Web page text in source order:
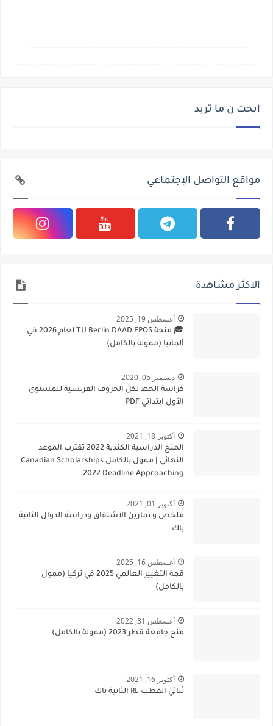
ابحت ن ما تريد
مواقع التواصل الإجتماعي
الاكثر مشاهدة
أغسطس 19, 2025
🎓 منحة TU Berlin DAAD EPOS لعام 2026 في
ألمانيا (ممولة بالكامل)
ديسمبر 05, 2020
كراسة الخط لكل الحروف الفرنسية للمستوى
الأول ابتدائي PDF
أكتوبر 18, 2021
المنح الدراسية الكندية 2022 تقترب الموعد
النهائي | ممول بالكامل Canadian Scholarships
2022 Deadline Approaching
أكتوبر 01, 2021
ملخص و تمارين الاشتقاق ودراسة الدوال الثانية
باك
أغسطس 16, 2025
قمة التغيير العالمي 2025 في تركيا (ممول
بالكامل)
أغسطس 31, 2022
منح جامعة قطر 2023 (ممولة بالكامل)
أكتوبر 16, 2021
ثنائي القطب RL الثانية باك